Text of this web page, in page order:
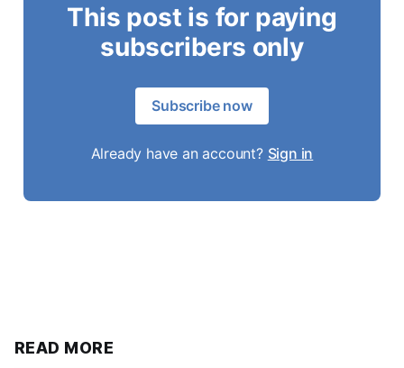
This post is for paying
subscribers only
Subscribe now
Already have an account? Sign in
READ MORE